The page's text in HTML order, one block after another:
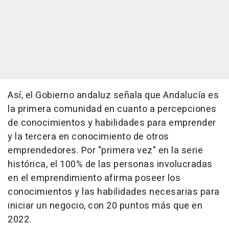
Así, el Gobierno andaluz señala que Andalucía es
la primera comunidad en cuanto a percepciones
de conocimientos y habilidades para emprender
y la tercera en conocimiento de otros
emprendedores. Por "primera vez" en la serie
histórica, el 100% de las personas involucradas
en el emprendimiento afirma poseer los
conocimientos y las habilidades necesarias para
iniciar un negocio, con 20 puntos más que en
2022.